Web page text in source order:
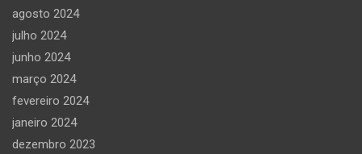
agosto 2024
julho 2024
junho 2024
março 2024
fevereiro 2024
janeiro 2024
dezembro 2023